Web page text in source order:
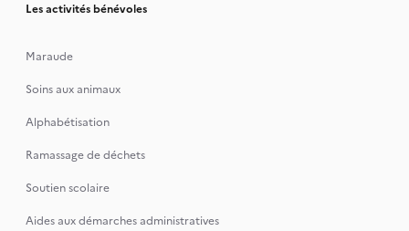
Les activités bénévoles
Maraude
Soins aux animaux
Alphabétisation
Ramassage de déchets
Soutien scolaire
Aides aux démarches administratives